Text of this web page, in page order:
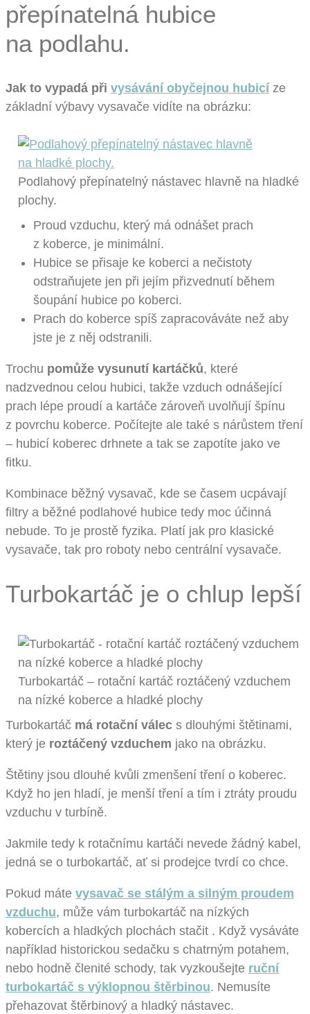
přepínatelná hubice
na podlahu.
Jak to vypadá při vysávání obyčejnou hubicíze
základní výbavy vysavače vidíte na obrázku:
Podlahový přepínatelný nástavec hlavně na hladké
plochy.
Proud vzduchu, který má odnášet prach
z koberce, je minimální.
Hubice se přisaje ke koberci a nečistoty
odstraňujete jen při jejím přizvednutí během
šoupání hubice po koberci.
Prach do koberce spíš zapracováváte než aby
jste je z něj odstranili.
Trochu pomůže vysunutí kartáčků, které
nadzvednou celou hubici, takže vzduch odnášející
prach lépe proudí a kartáče zároveň uvolňují špínu
z povrchu koberce. Počítejte ale také s nárůstem tření
– hubicí koberec drhnete a tak se zapotíte jako ve
fitku.
Kombinace běžný vysavač, kde se časem ucpávají
filtry a běžné podlahové hubice tedy moc účinná
nebude. To je prostě fyzika. Platí jak pro klasické
vysavače, tak pro roboty nebo centrální vysavače.
Turbokartáč je o chlup lepší
Turbokartáč – rotační kartáč roztáčený vzduchem
na nízké koberce a hladké plochy
Turbokartáč má rotační válec s dlouhými štětinami,
který je roztáčený vzduchem jako na obrázku.
Štětiny jsou dlouhé kvůli zmenšení tření o koberec.
Když ho jen hladí, je menší tření a tím i ztráty proudu
vzduchu v turbíně.
Jakmile tedy k rotačnímu kartáči nevede žádný kabel,
jedná se o turbokartáč, ať si prodejce tvrdí co chce.
Pokud máte vysavač se stálým a silným proudem
vzduchu, může vám turbokartáč na nízkých
kobercích a hladkých plochách stačit . Když vysáváte
například historickou sedačku s chatrným potahem,
nebo hodně členité schody, tak vyzkoušejte ruční
turbokartáč s výklopnou štěrbinou. Nemusíte
přehazovat štěrbinový a hladký nástavec.